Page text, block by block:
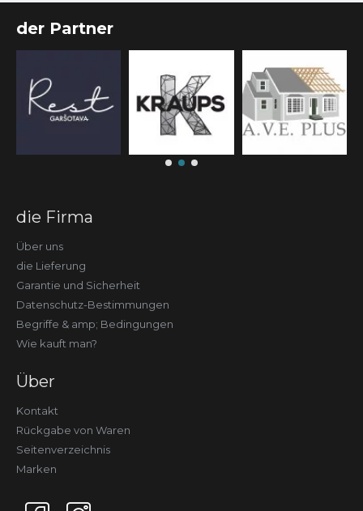
der Partner
die Firma
Über uns
die Lieferung
Garantie und Sicherheit
Datenschutz-Bestimmungen
Begriffe & amp; Bedingungen
Wie kauft man?
Über
Kontakt
Rückgabe von Waren
Seitenverzeichnis
Marken